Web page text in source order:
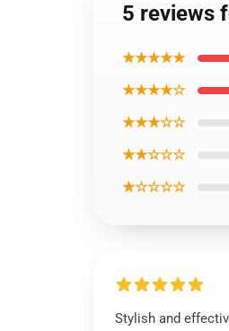
5 reviews
★★★★★
★★★★☆
★★★☆☆
★★☆☆☆
★☆☆☆☆
Stylish and